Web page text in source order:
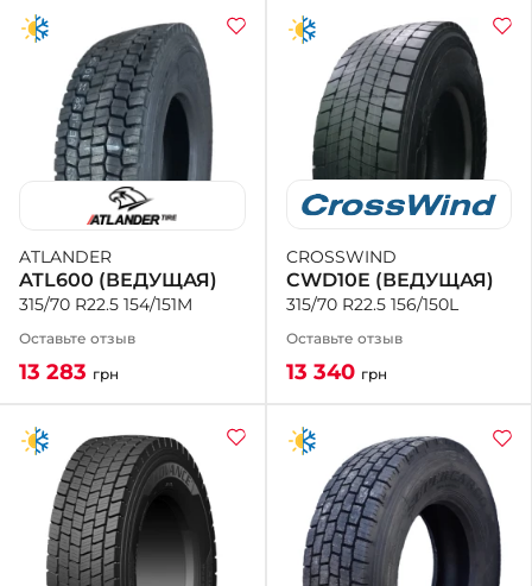
ATLANDER
ATL600 (ВЕДУЩАЯ)
315/70 R22.5 154/151M
Оставьте отзыв
13 283 грн
CROSSWIND
CWD10E (ВЕДУЩАЯ)
315/70 R22.5 156/150L
Оставьте отзыв
13 340 грн